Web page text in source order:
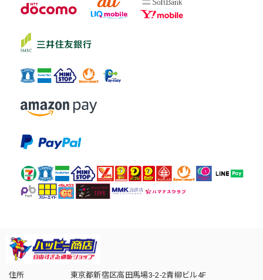
住所
東京都新宿区高田馬場3-2-2青柳ビル4F